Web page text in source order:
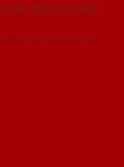
cửa thép cửa sắt
|